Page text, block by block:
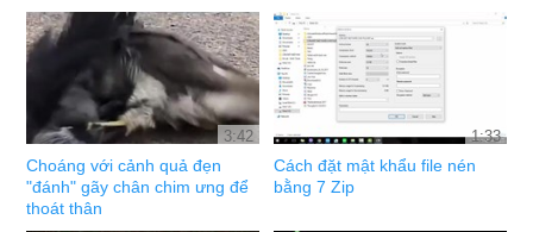
3:42
Choáng với cảnh quả đẹn
"đánh" gãy chân chim ưng để
thoát thân
1:33
Cách đặt mật khẩu file nén
bằng 7 Zip